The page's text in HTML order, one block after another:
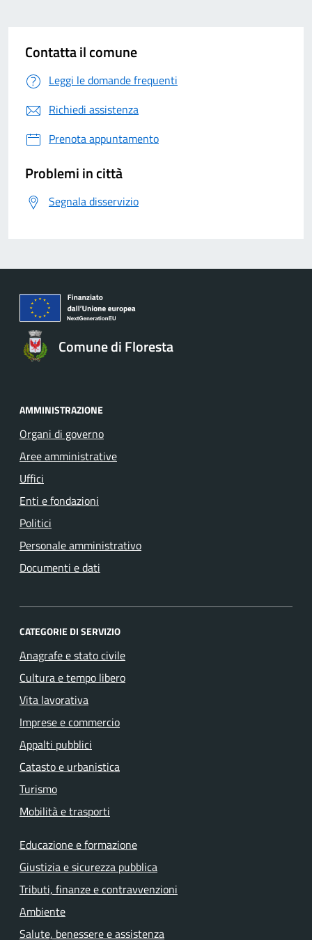
Contatta il comune
Leggi le domande frequenti
Richiedi assistenza
Prenota appuntamento
Problemi in città
Segnala disservizio
Comune di Floresta
AMMINISTRAZIONE
Organi di governo
Aree amministrative
Uffici
Enti e fondazioni
Politici
Personale amministrativo
Documenti e dati
CATEGORIE DI SERVIZIO
Anagrafe e stato civile
Cultura e tempo libero
Vita lavorativa
Imprese e commercio
Appalti pubblici
Catasto e urbanistica
Turismo
Mobilità e trasporti
Educazione e formazione
Giustizia e sicurezza pubblica
Tributi, finanze e contravvenzioni
Ambiente
Salute, benessere e assistenza